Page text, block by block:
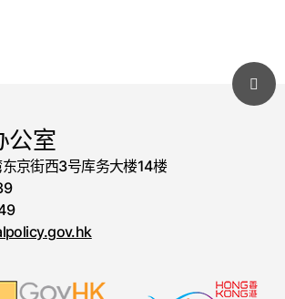
公室
京街西3号库务大楼14楼